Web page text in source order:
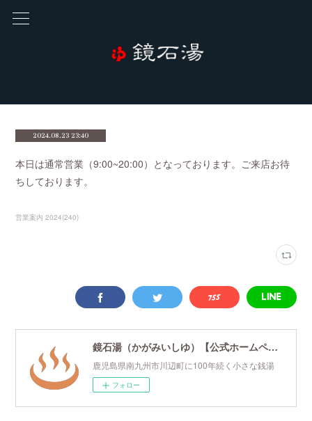
2024.08.23 23:40
本日は通常営業（9:00~20:00）となっております。ご来店お待
ちしております。
営業案内 2024(240)
鏡石湯（かがみいしゆ）【公式ホームページ】
鹿児島県南九州市川辺町に100年続く小さな銭湯
フォロー